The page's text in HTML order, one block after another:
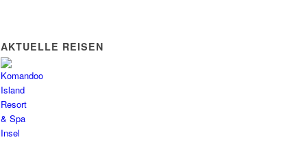
AKTUELLE REISEN